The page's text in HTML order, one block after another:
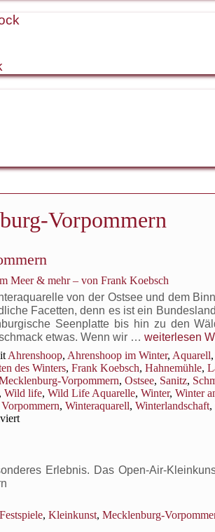
Vorpommern
Meer & mehr – von Frank Koebsch
von der Ostsee und dem
Facetten, denn es ist ein
Seenplatte bis hin zu den
etwas. Wenn wir …
in
Mecklenburg-
Vorpommern
weiterlesen
Ahrenshoop, Ahrenshoop im Winter, Aquarell,
des Winters, Frank Koebsch, Hahnemühle,
Vorpommern, Ostsee, Sanitz,
, Wild life, Wild Life Aquarelle, Winter, Winter
, Winteraquarell, Winterlandschaft,
für
Vorpommern
Erlebnis. Das Open-Air-
Festspiele, Kleinkunst, Mecklenburg-